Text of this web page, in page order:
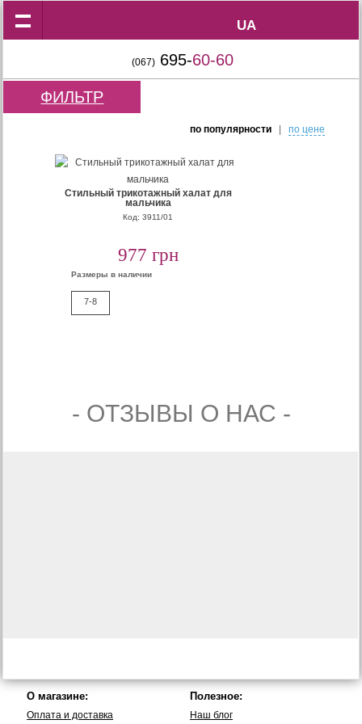
UA
UA
(067) 695-60-60
ФИЛЬТР
по популярности| по цене
Стильный трикотажный халат для
мальчика
Код: 3911/01
977 грн
Размеры в наличии
7-8
- ОТЗЫВЫ О НАС -
О магазине:
Оплата и доставка
Полезное:
Наш блог